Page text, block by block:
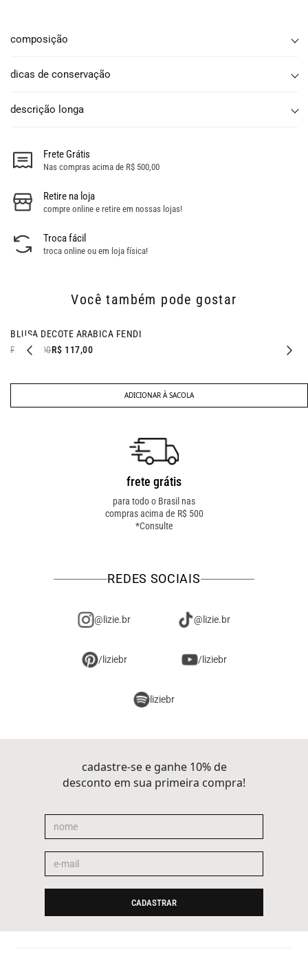
composição
dicas de conservação
descrição longa
Frete Grátis
Nas compras acima de R$ 500,00
Retire na loja
compre online e retire em nossas lojas!
Troca fácil
troca online ou em loja física!
Você também pode gostar
- 15% OFF
BLUSA DECOTE ARABICA FENDI
R$ 138,00R$ 117,00
ADICIONAR À SACOLA
frete grátis
para todo o Brasil nas
compras acima de R$ 500
*Consulte
REDES SOCIAIS
@lizie.br @lizie.br
/liziebr /liziebr
liziebr
cadastre-se e ganhe 10% de
desconto em sua primeira compra!
CADASTRAR